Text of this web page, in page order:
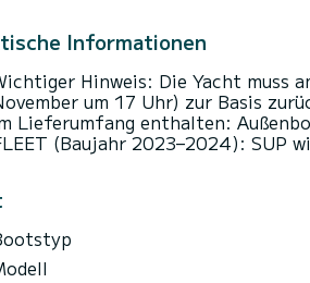
Informationen
Hinweis: Die Yacht muss
um 17 Uhr) zur Basis
Lieferumfang enthalten:
(Baujahr 2023–2024): SUP